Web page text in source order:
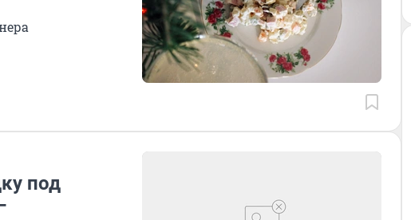
под